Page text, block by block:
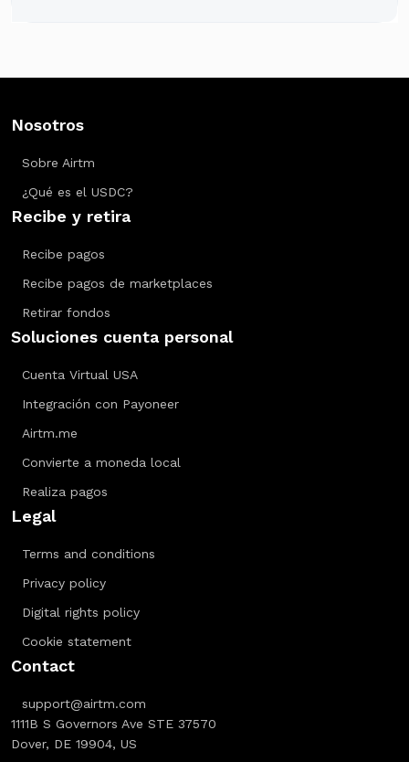
Nosotros
Sobre Airtm
¿Qué es el USDC?
Recibe y retira
Recibe pagos
Recibe pagos de marketplaces
Retirar fondos
Soluciones cuenta personal
Cuenta Virtual USA
Integración con Payoneer
Airtm.me
Convierte a moneda local
Realiza pagos
Legal
Terms and conditions
Privacy policy
Digital rights policy
Cookie statement
Contact
support@airtm.com
1111B S Governors Ave STE 37570
Dover, DE 19904, US